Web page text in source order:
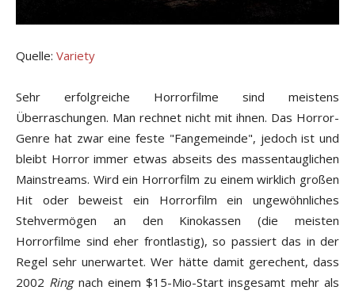
Quelle: Variety
Sehr erfolgreiche Horrorfilme sind meistens
Überraschungen. Man rechnet nicht mit ihnen. Das Horror-
Genre hat zwar eine feste "Fangemeinde", jedoch ist und
bleibt Horror immer etwas abseits des massentauglichen
Mainstreams. Wird ein Horrorfilm zu einem wirklich großen
Hit oder beweist ein Horrorfilm ein ungewöhnliches
Stehvermögen an den Kinokassen (die meisten
Horrorfilme sind eher frontlastig), so passiert das in der
Regel sehr unerwartet. Wer hätte damit gerechent, dass
2002 Ringnach einem $15-Mio-Start insgesamt mehr als